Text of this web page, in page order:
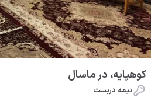
کوهپایه، در ماسال
نیمه دربست